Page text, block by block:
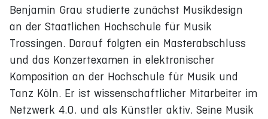
Benjamin Grau studierte zunächst Musikdesign
an der Staatlichen Hochschule für Musik
Trossingen. Darauf folgten ein Masterabschluss
und das Konzertexamen in elektronischer
Komposition an der Hochschule für Musik und
Tanz Köln. Er ist wissenschaftlicher Mitarbeiter im
Netzwerk 4.0. und als Künstler aktiv. Seine Musik